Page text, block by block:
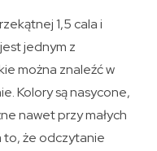
1,5 cala i
jednym z
można znaleźć w
Kolory są nasycone,
nawet przy małych
to, że odczytanie